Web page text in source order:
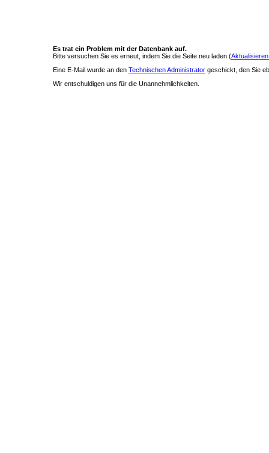
Es trat ein Problem mit der Datenbank auf.
Bitte versuchen Sie es erneut, indem Sie die Seite neu laden (
Eine E-Mail wurde an den Technischen Administrator geschickt, den Sie
Wir entschuldigen uns für die Unannehmlichkeiten.